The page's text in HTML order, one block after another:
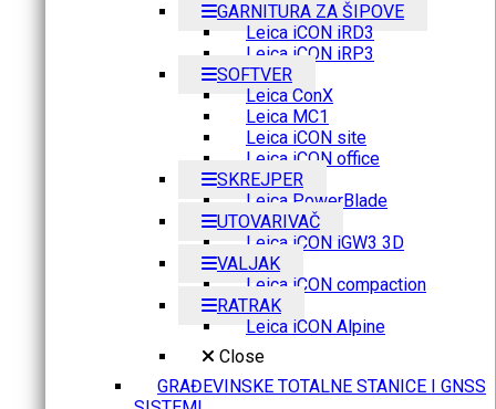
GARNITURA ZA ŠIPOVE
Leica iCON iRD3
Leica iCON iRP3
SOFTVER
Leica ConX
Leica MC1
Leica iCON site
Leica iCON office
SKREJPER
Leica PowerBlade
UTOVARIVAČ
Leica iCON iGW3 3D
VALJAK
Leica iCON compaction
RATRAK
Leica iCON Alpine
Close
GRAĐEVINSKE TOTALNE STANICE I GNSS